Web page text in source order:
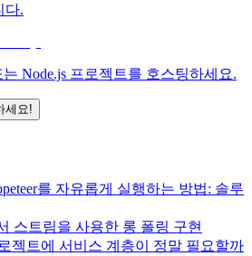
다.
는 Node.js 프로젝트를 호스팅하세요.
세요!
를 자유롭게 실행하는 방법: 솔루
스트림을 사용한 롱 폴링 구현
젝트에 서비스 계층이 정말 필요할까